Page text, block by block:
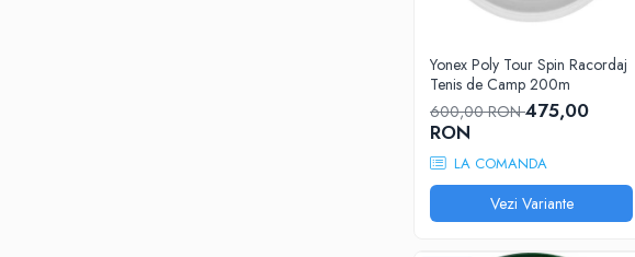
Yonex Poly Tour Spin Racordaj
Tenis de Camp 200m
600,00 RON475,00
RON
LA COMANDA
Vezi Variante